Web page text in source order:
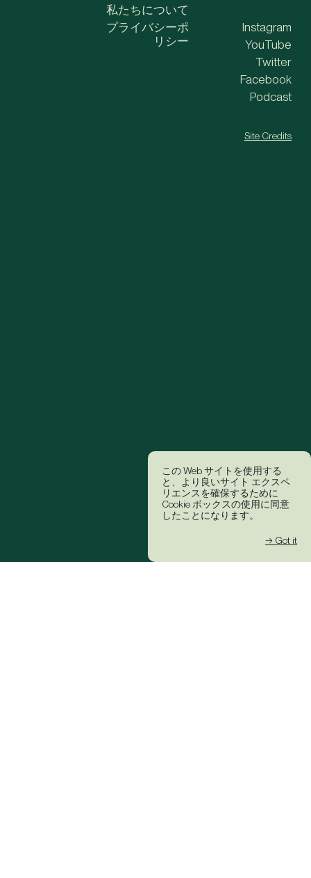
この Web サイトを使用する
と、より良いサイト エクスペ
リエンスを確保するために
Cookie ボックスの使用に同意
したことになります。
→ Got it
私たちについて
プライバシーポ
リシー
Instagram
YouTube
Twitter
Facebook
Podcast
Site Credits